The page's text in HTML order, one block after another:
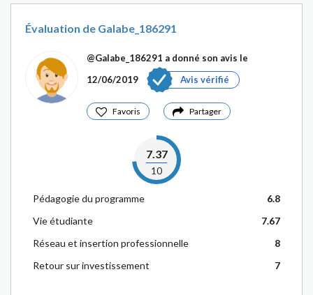
Évaluation de Galabe_186291
@Galabe_186291 a donné son avis le
12/06/2019
Avis vérifié
Favoris Partager
7.37
10
Pédagogie du programme
6.8
Vie étudiante
7.67
Réseau et insertion professionnelle
8
Retour sur investissement
7